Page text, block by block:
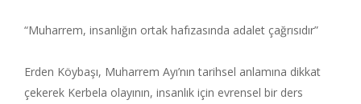
“Muharrem, insanlığın ortak hafızasında adalet çağrısıdır”
Erden Köybaşı, Muharrem Ayı’nın tarihsel anlamına dikkat
çekerek Kerbela olayının, insanlık için evrensel bir ders